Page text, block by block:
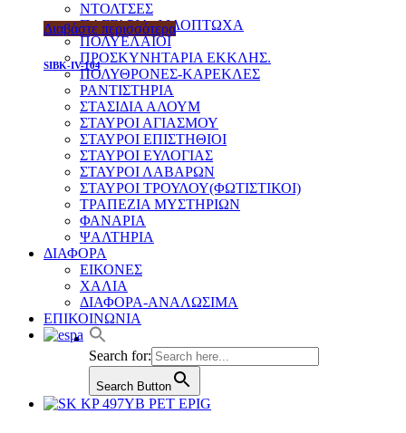
ΝΤΟΛΤΣΕΣ
ΠΑΓΓΑΡΙΑ-ΦΙΛΟΠΤΩΧΑ
ΠΟΛΥΕΛΑΙΟΙ
ΠΡΟΣΚΥΝΗΤΑΡΙΑ ΕΚΚΛΗΣ.
ΠΟΛΥΘΡΟΝΕΣ-ΚΑΡΕΚΛΕΣ
ΡΑΝΤΙΣΤΗΡΙΑ
ΣΤΑΣΙΔΙΑ ΑΛΟΥΜ
ΣΤΑΥΡΟΙ ΑΓΙΑΣΜΟΥ
ΣΤΑΥΡΟΙ ΕΠΙΣΤΗΘΙΟΙ
ΣΤΑΥΡΟΙ ΕΥΛΟΓΙΑΣ
ΣΤΑΥΡΟΙ ΛΑΒΑΡΩΝ
ΣΤΑΥΡΟΙ ΤΡΟΥΛΟΥ(ΦΩΤΙΣΤΙΚΟΙ)
ΤΡΑΠΕΖΙΑ ΜΥΣΤΗΡΙΩΝ
ΦΑΝΑΡΙΑ
ΨΑΛΤΗΡΙΑ
ΔΙΑΦΟΡΑ
ΕΙΚΟΝΕΣ
ΧΑΛΙΑ
ΔΙΑΦΟΡΑ-ΑΝΑΛΩΣΙΜΑ
ΕΠΙΚΟΙΝΩΝΙΑ
Search for:
Search Button
Διαβάστε περισσότερα
SIBK-IV-104